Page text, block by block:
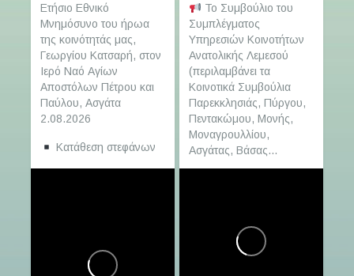
Ετήσιο Εθνικό
Μνημόσυνο του ήρωα
της κοινότητάς μας,
Γεωργίου Κατσαρή, στον
Ιερό Ναό Αγίων
Αποστόλων Πέτρου και
Παύλου, Ασγάτα
2.08.2026
Κατάθεση στεφάνων
Το Συμβούλιο του
Συμπλέγματος
Υπηρεσιών Κοινοτήτων
Ανατολικής Λεμεσού
(περιλαμβάνει τα
Κοινοτικά Συμβούλια
Παρεκκλησιάς, Πύργου,
Πεντακώμου, Μονής,
Μοναγρουλλίου,
Ασγάτας, Βάσας...